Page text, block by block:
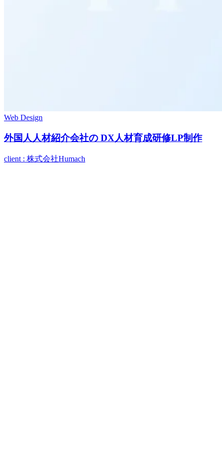
Web Design
外国人人材紹介会社の DX人材育成研修LP制作
client : 株式会社Humach